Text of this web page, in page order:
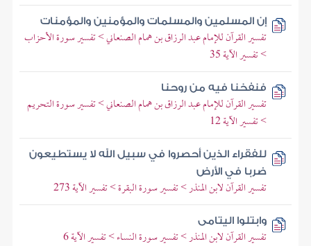
إن المسلمين والمسلمات والمؤمنين والمؤمنات
تفسير القرآن للإمام عبد الرزاق بن همام الصنعاني > تفسير سورة الأحزاب
> تفسير الآية 35
فنفخنا فيه من روحنا
تفسير القرآن للإمام عبد الرزاق بن همام الصنعاني > تفسير سورة التحريم
> تفسير الآية 12
للفقراء الذين أحصروا في سبيل الله لا يستطيعون
ضربا في الأرض
تفسير القرآن لابن المنذر > تفسير سورة البقرة > تفسير الآية 273
وابتلوا اليتامى
تفسير القرآن لابن المنذر > تفسير سورة النساء > تفسير الآية 6